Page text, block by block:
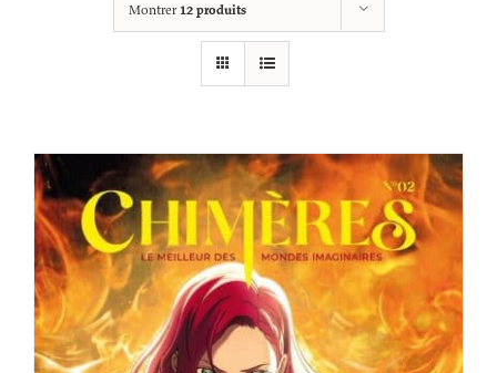
Montrer12 produits